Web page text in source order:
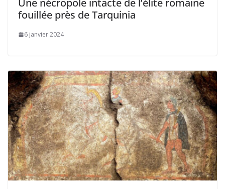
Une nécropole intacte de l’élite romaine
fouillée près de Tarquinia
6 janvier 2024